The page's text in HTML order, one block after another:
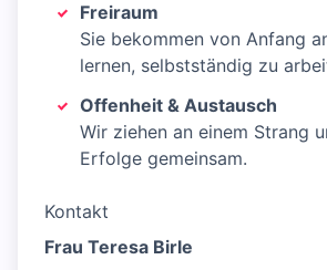
Freiraum
Sie bekommen von Anfang
lernen, selbstständig zu
Offenheit & Austausch
Wir ziehen an einem Strang
Erfolge gemeinsam.
Kontakt
Frau Teresa Birle